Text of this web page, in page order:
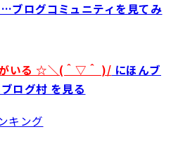
…ブログコミュニティを見てみ
いる ☆＼(＾▽＾ )/ にほんブ
ログ村 を見る